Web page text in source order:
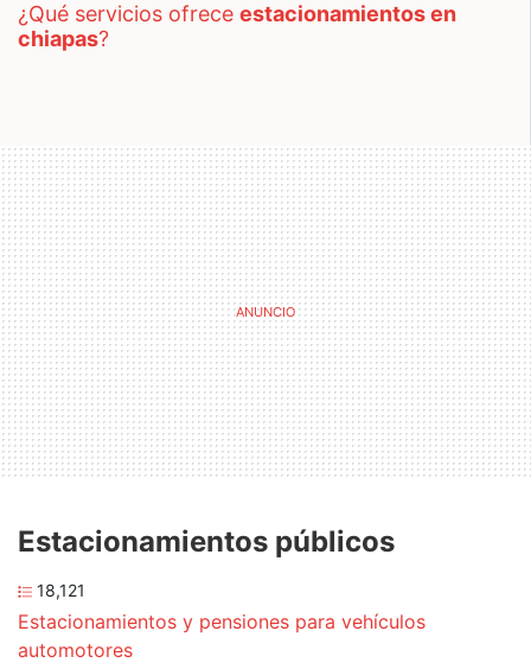
¿qué servicios ofrece estacionamientos en
chiapas?
Estacionamientos públicos
18,121
Estacionamientos y pensiones para vehículos
automotores